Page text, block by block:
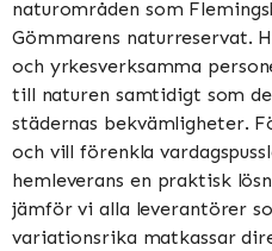
naturområden som
Gömmarens naturreservat.
och yrkesverksamma
till naturen samtidigt som
städernas bekvämligheter.
och vill förenkla
hemleverans en praktisk
jämför vi alla leverantörer
variationsrika matkassar